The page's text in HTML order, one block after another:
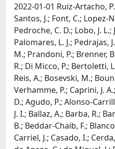
2022-01-01 Ruiz-Artacho,
Santos, J.; Font, C.; Lopez-
Pedroche, C. D.; Lobo, J. L.;
Palomares, L. J.; Pedrajas,
M.; Prandoni, P.; Brenner,
R.; Di Micco, P.; Bertoletti,
Reis, A.; Bosevski, M.;
Verhamme, P.; Caprini, J.
D.; Agudo, P.; Alonso-
J. I.; Ballaz, A.; Barba, R.;
B.; Beddar-Chaib, F.;
Carriel, J.; Casado, I.;